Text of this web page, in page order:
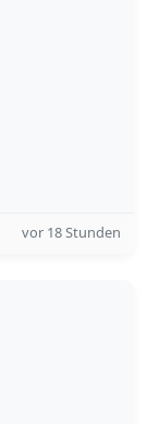
vor 18 Stunden